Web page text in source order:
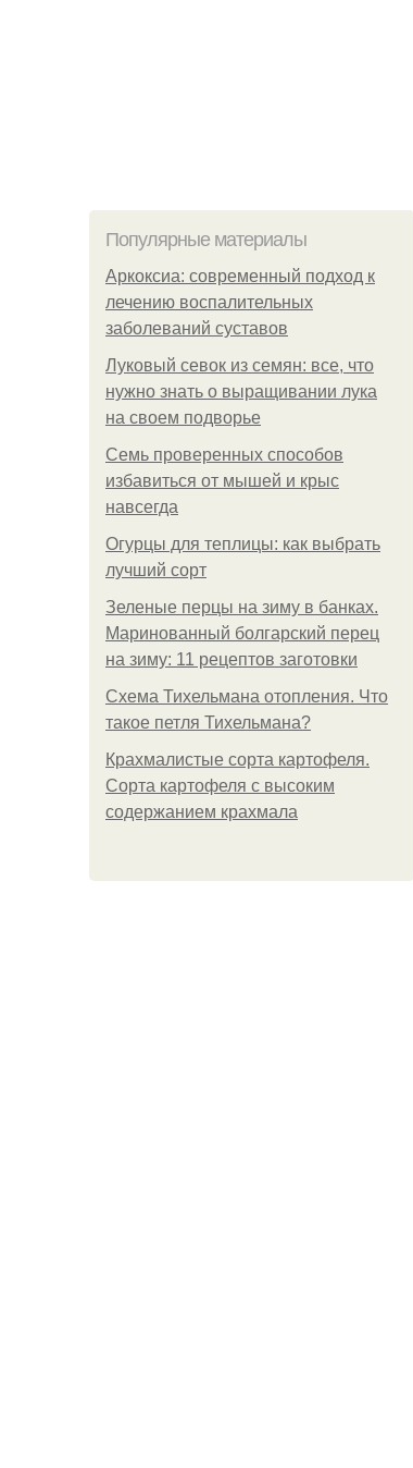
Популярные материалы
Аркоксиа: современный подход к
лечению воспалительных
заболеваний суставов
Луковый севок из семян: все, что
нужно знать о выращивании лука
на своем подворье
Семь проверенных способов
избавиться от мышей и крыс
навсегда
Огурцы для теплицы: как выбрать
лучший сорт
Зеленые перцы на зиму в банках.
Маринованный болгарский перец
на зиму: 11 рецептов заготовки
Схема Тихельмана отопления. Что
такое петля Тихельмана?
Крахмалистые сорта картофеля.
Сорта картофеля с высоким
содержанием крахмала